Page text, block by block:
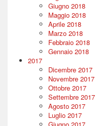
Giugno 2018
Maggio 2018
Aprile 2018
Marzo 2018
Febbraio 2018
Gennaio 2018
2017
Dicembre 2017
Novembre 2017
Ottobre 2017
Settembre 2017
Agosto 2017
Luglio 2017